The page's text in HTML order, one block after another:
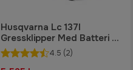
Husqvarna Lc 137I
Gressklipper Med Batteri Og
Lader
4.5 (2)